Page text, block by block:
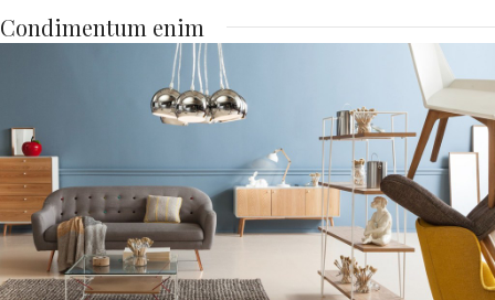
Condimentum enim